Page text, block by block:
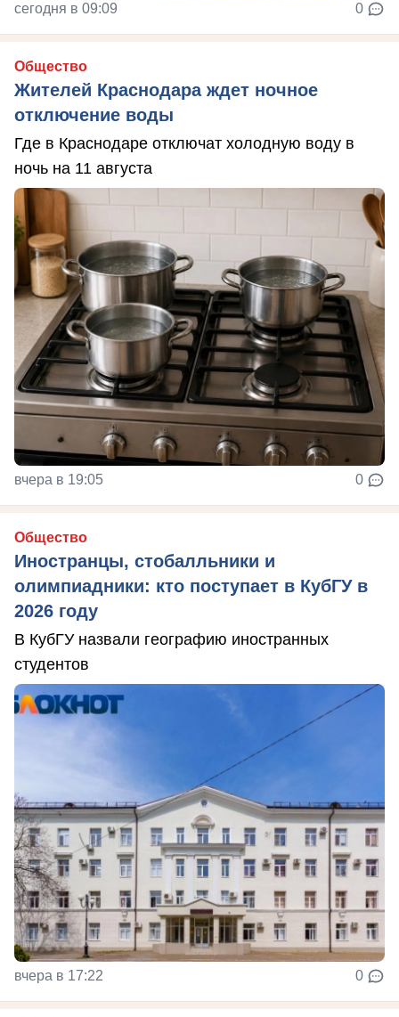
сегодня в 09:09 0
Общество
Жителей Краснодара ждет ночное
отключение воды
Где в Краснодаре отключат холодную воду в
ночь на 11 августа
вчера в 19:05 0
Общество
Иностранцы, стобалльники и
олимпиадники: кто поступает в КубГУ в
2026 году
В КубГУ назвали географию иностранных
студентов
вчера в 17:22 0